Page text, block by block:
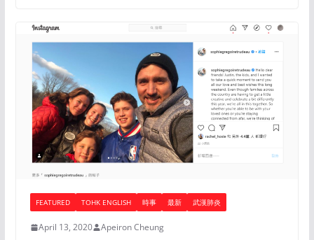
FEATURED TOHK ENGLISH 時事 最新 武漢肺炎
April 13, 2020 Apeiron Cheung